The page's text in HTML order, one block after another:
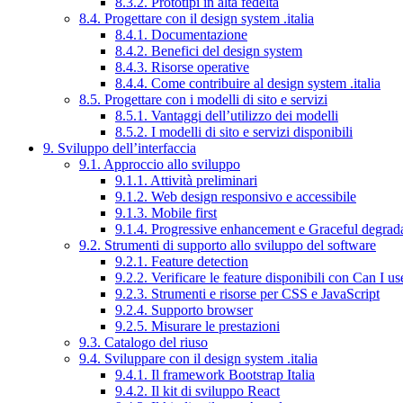
8.4. Progettare con il design system .italia
8.4.1. Documentazione
8.4.2. Benefici del design system
8.4.3. Risorse operative
8.4.4. Come contribuire al design system .italia
8.5. Progettare con i modelli di sito e servizi
8.5.1. Vantaggi dell’utilizzo dei modelli
8.5.2. I modelli di sito e servizi disponibili
9. Sviluppo dell’interfaccia
9.1. Approccio allo sviluppo
9.1.1. Attività preliminari
9.1.2. Web design responsivo e accessibile
9.1.3. Mobile first
9.1.4. Progressive enhancement e Graceful
9.2. Strumenti di supporto allo sviluppo del software
9.2.1. Feature detection
9.2.2. Verificare le feature disponibili con Can I
9.2.3. Strumenti e risorse per CSS e JavaScript
9.2.4. Supporto browser
9.2.5. Misurare le prestazioni
9.3. Catalogo del riuso
9.4. Sviluppare con il design system .italia
9.4.1. Il framework Bootstrap Italia
9.4.2. Il kit di sviluppo React